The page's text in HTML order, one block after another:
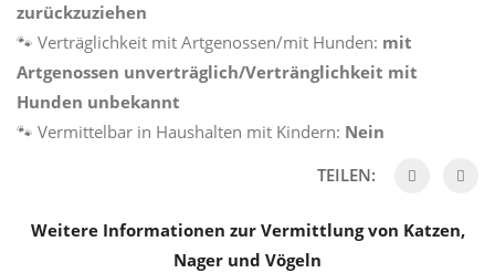
zurückzuziehen
🐾 Verträglichkeit mit Artgenossen/mit Hunden: mit
Artgenossen unverträglich/Vertränglichkeit mit
Hunden unbekannt
🐾 Vermittelbar in Haushalten mit Kindern: Nein
TEILEN:
Weitere Informationen zur Vermittlung von Katzen,
Nager und Vögeln